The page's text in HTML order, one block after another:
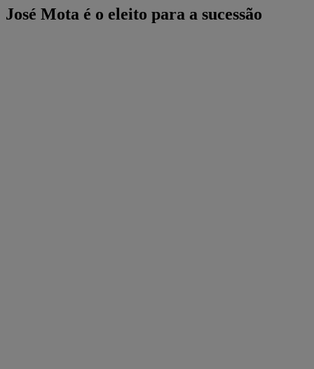
José Mota é o eleito para a sucessão